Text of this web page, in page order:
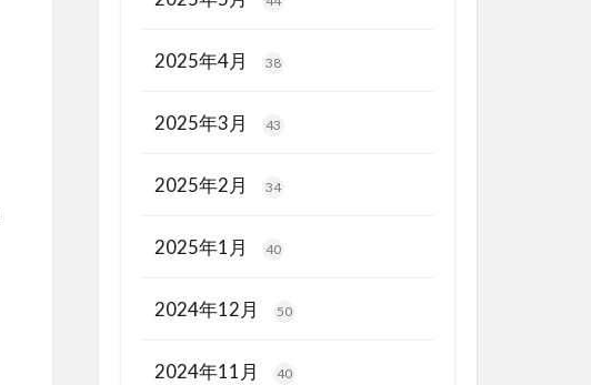
2025年4月 38
2025年3月 43
2025年2月 34
2025年1月 40
2024年12月 50
2024年11月 40